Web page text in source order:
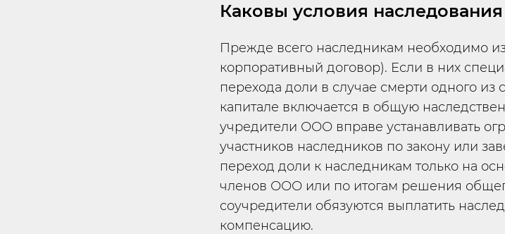
Каковы условия
Прежде всего наследникам необходимо
корпоративный договор). Если в них
перехода доли в случае смерти одного из
капитале включается в общую
учредители ООО вправе устанавливать
участников наследников по закону или
переход доли к наследникам только на
членов ООО или по итогам решения
соучредители обязуются выплатить
компенсацию.